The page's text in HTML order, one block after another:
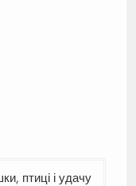
птиці і удачу